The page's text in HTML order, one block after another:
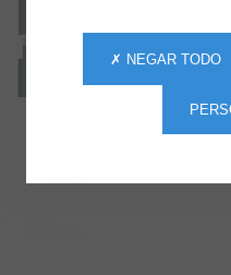
✗ NEGAR TODO